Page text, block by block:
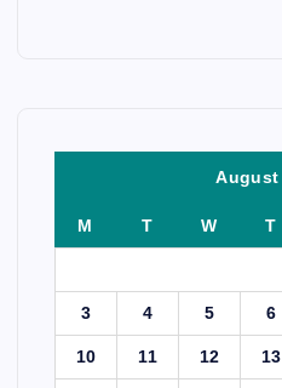
August
M T W T
3 4 5 6
10 11 12 13